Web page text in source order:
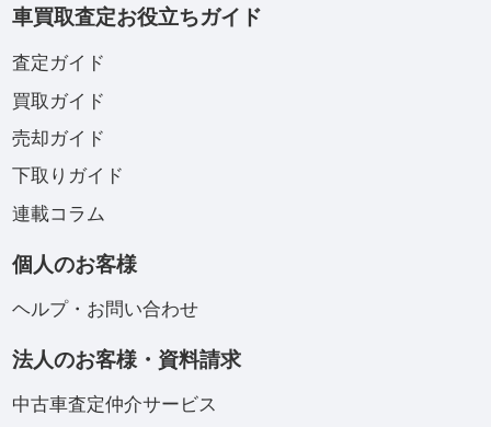
車買取査定お役立ちガイド
査定ガイド
買取ガイド
売却ガイド
下取りガイド
連載コラム
個人のお客様
ヘルプ・お問い合わせ
法人のお客様・資料請求
中古車査定仲介サービス